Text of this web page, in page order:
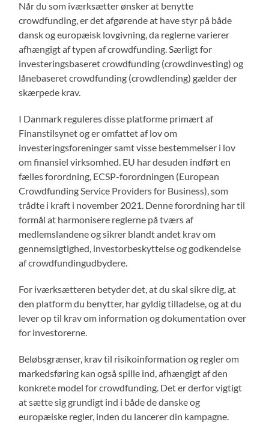
Når du som iværksætter ønsker at benytte
crowdfunding, er det afgørende at have styr på både
dansk og europæisk lovgivning, da reglerne varierer
afhængigt af typen af crowdfunding. Særligt for
investeringsbaseret crowdfunding (crowdinvesting) og
lånebaseret crowdfunding (crowdlending) gælder der
skærpede krav.
I Danmark reguleres disse platforme primært af
Finanstilsynet og er omfattet af lov om
investeringsforeninger samt visse bestemmelser i lov
om finansiel virksomhed. EU har desuden indført en
fælles forordning, ECSP-forordningen (European
Crowdfunding Service Providers for Business), som
trådte i kraft i november 2021. Denne forordning har til
formål at harmonisere reglerne på tværs af
medlemslandene og sikrer blandt andet krav om
gennemsigtighed, investorbeskyttelse og godkendelse
af crowdfundingudbydere.
For iværksætteren betyder det, at du skal sikre dig, at
den platform du benytter, har gyldig tilladelse, og at du
lever op til krav om information og dokumentation over
for investorerne.
Beløbsgrænser, krav til risikoinformation og regler om
markedsføring kan også spille ind, afhængigt af den
konkrete model for crowdfunding. Det er derfor vigtigt
at sætte sig grundigt ind i både de danske og
europæiske regler, inden du lancerer din kampagne.